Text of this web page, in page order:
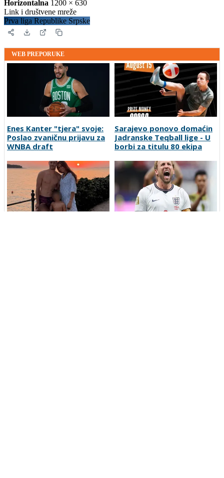
Horizontalna 1200 × 630
Link i društvene mreže
Prva liga Republike Srpske
WEB PREPORUKE
Enes Kanter "tjera" svoje:
Poslao zvaničnu prijavu za
WNBA draft
Sarajevo ponovo domaćin
Jadranske Teqball lige - U
borbi za titulu 80 ekipa